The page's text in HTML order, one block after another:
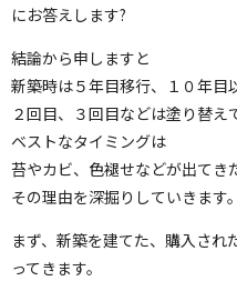
にお答えします?
結論から申しますと
新築時は５年目移行、１０年目
２回目、３回目などは塗り替え
ベストなタイミングは
苔やカビ、色褪せなどが出てき
その理由を深掘りしていきます。
まず、新築を建てた、購入され
ってきます。